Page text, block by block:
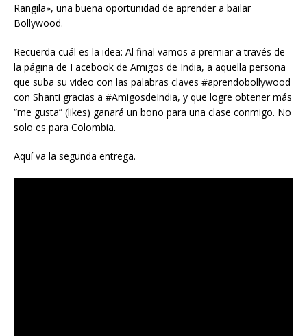
Rangila», una buena oportunidad de aprender a bailar
Bollywood.
Recuerda cuál es la idea: Al final vamos a premiar a través de
la página de Facebook de Amigos de India, a aquella persona
que suba su video con las palabras claves #aprendobollywood
con Shanti gracias a #AmigosdeIndia, y que logre obtener más
“me gusta” (likes) ganará un bono para una clase conmigo. No
solo es para Colombia.
Aquí va la segunda entrega.